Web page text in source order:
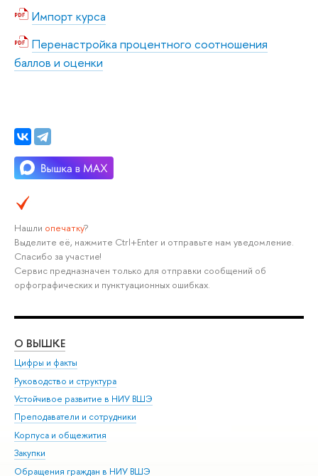
Импорт курса
Перенастройка процентного соотношения
баллов и оценки
Нашли опечатку?
Выделите её, нажмите Ctrl+Enter и отправьте нам уведомление.
Спасибо за участие!
Сервис предназначен только для отправки сообщений об
орфографических и пунктуационных ошибках.
О ВЫШКЕ
Цифры и факты
Руководство и структура
Устойчивое развитие в НИУ ВШЭ
Преподаватели и сотрудники
Корпуса и общежития
Закупки
Обращения граждан в НИУ ВШЭ